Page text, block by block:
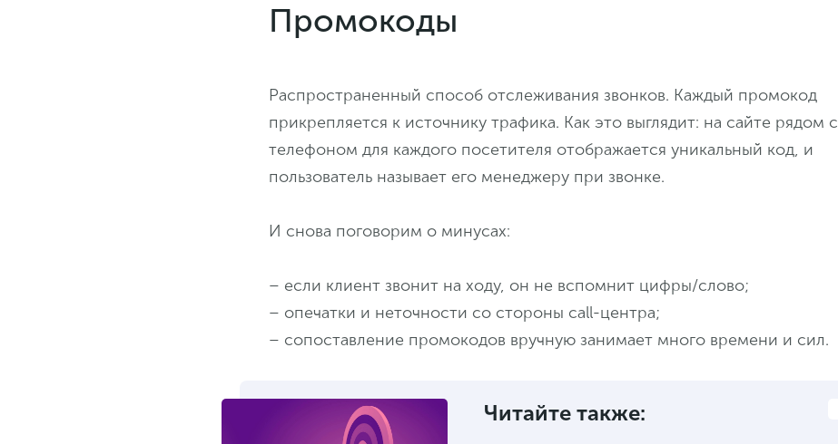
Промокоды
Распространенный способ отслеживания звонков. Каждый промокод
прикрепляется к источнику трафика. Как это выглядит: на сайте рядом с
телефоном для каждого посетителя отображается уникальный код, и
пользователь называет его менеджеру при звонке.
И снова поговорим о минусах:
– если клиент звонит на ходу, он не вспомнит цифры/слово;
– опечатки и неточности со стороны call-центра;
– сопоставление промокодов вручную занимает много времени и сил.
Читайте также: